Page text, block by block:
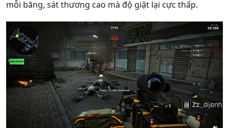
mỗi băng, sát thương cao mà độ giật lại cực thấp.